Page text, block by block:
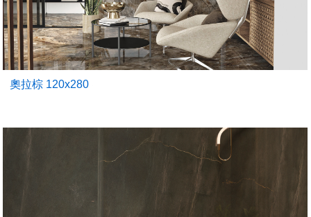
奧拉棕 120x280